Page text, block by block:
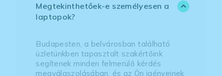
Megtekinthetőek-e személyesen a
laptopok?
Budapesten, a belvárosban található
üzletünkben tapasztalt szakértőink
segítenek minden felmerülő kérdés
megválaszolásában, és az Ön igényeinek